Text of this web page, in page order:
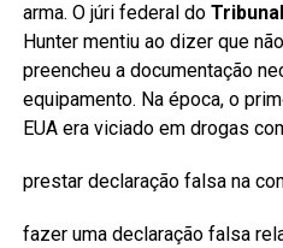
arma. O júri federal do
Hunter mentiu ao dizer que
preencheu a documentação
equipamento. Na época, o
EUA era viciado em drogas
prestar declaração falsa na
fazer uma declaração falsa